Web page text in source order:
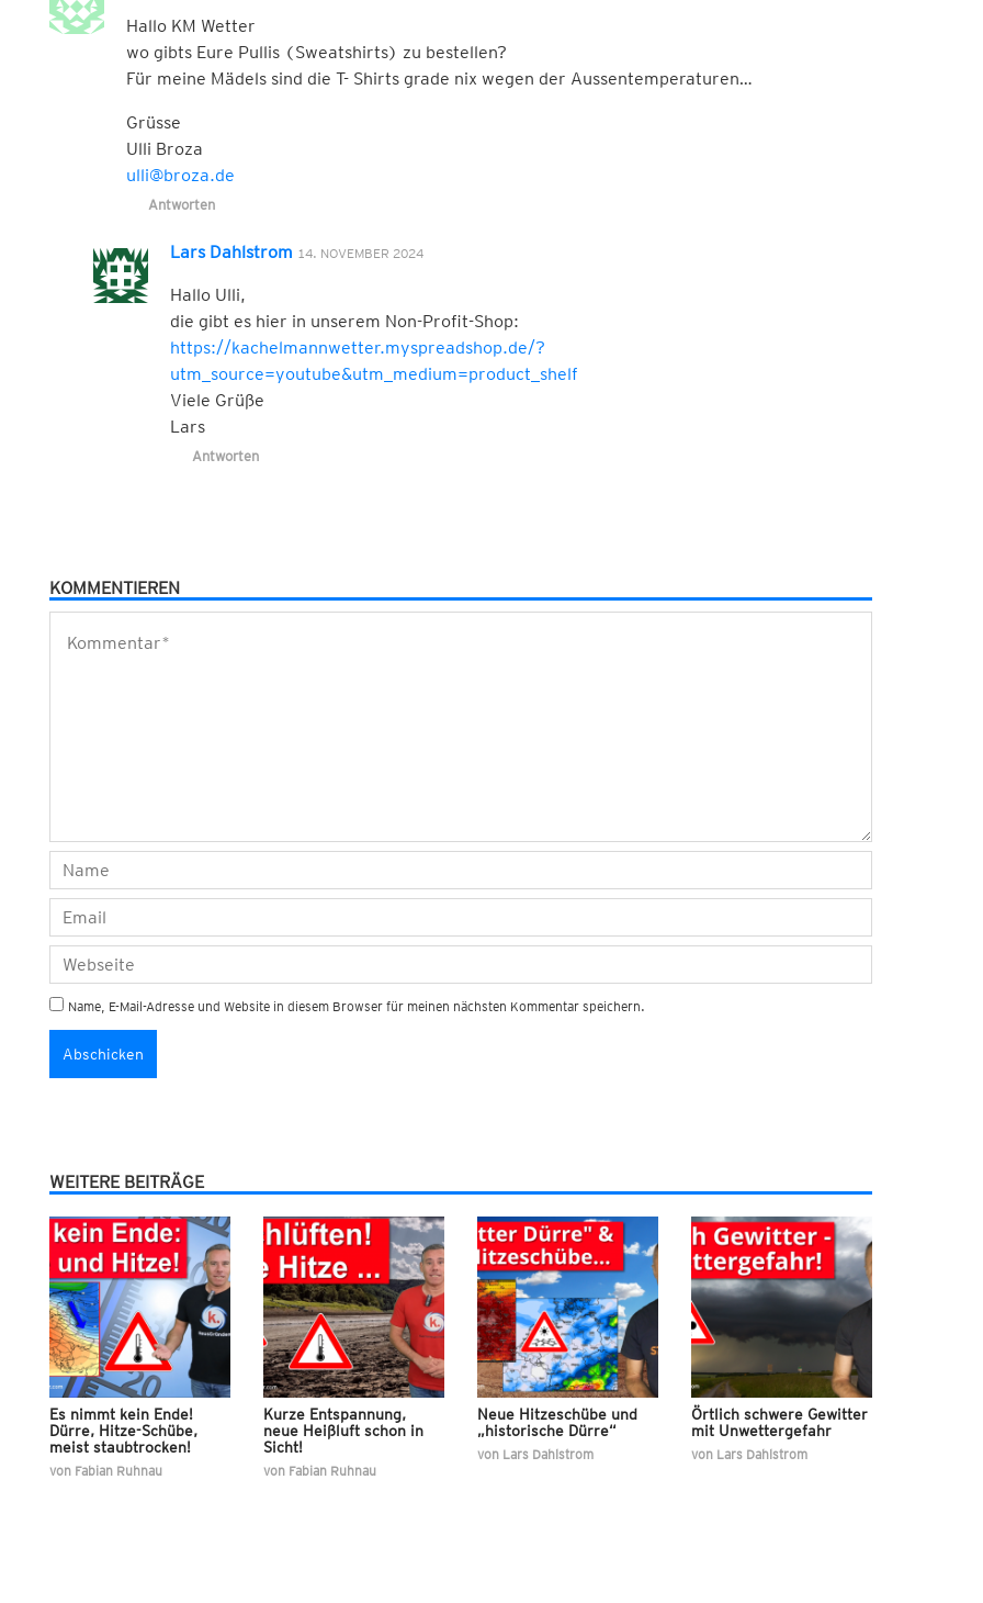
Hallo KM Wetter
wo gibts Eure Pullis (Sweatshirts) zu bestellen?
Für meine Mädels sind die T- Shirts grade nix wegen der Aussentemperaturen…
Grüsse
Ulli Broza
ulli@broza.de
Antworten
Lars Dahlstrom 14. NOVEMBER 2024
Hallo Ulli,
die gibt es hier in unserem Non-Profit-Shop:
https://kachelmannwetter.myspreadshop.de/?
utm_source=youtube&utm_medium=product_shelf
Viele Grüße
Lars
Antworten
KOMMENTIEREN
Name, E-Mail-Adresse und Website in diesem Browser für meinen nächsten Kommentar speichern.
WEITERE BEITRÄGE
Es nimmt kein Ende!
Dürre, Hitze-Schübe,
meist staubtrocken!
von Fabian Ruhnau
Kurze Entspannung,
neue Heißluft schon in
Sicht!
von Fabian Ruhnau
Neue Hitzeschübe und
„historische Dürre“
von Lars Dahlstrom
Örtlich schwere Gewitter
mit Unwettergefahr
von Lars Dahlstrom